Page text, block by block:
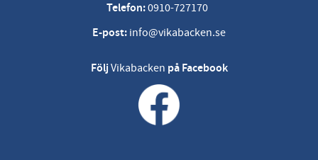
Telefon:0910-727170
E-post: info@vikabacken.se
FöljVikabacken på Facebook